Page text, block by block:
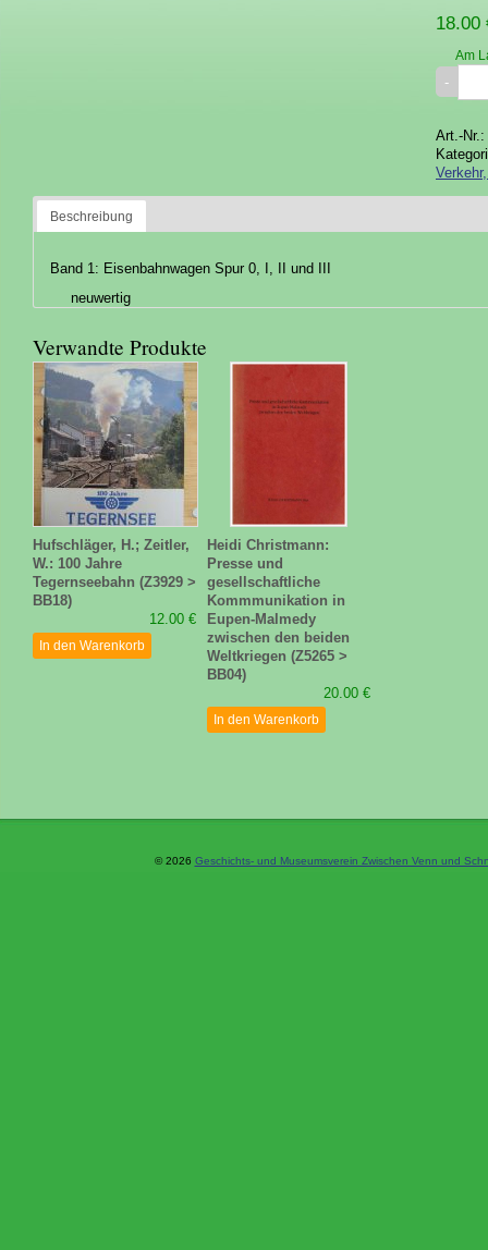
18.00
Am
Art.-Nr.:
Beschreibung
Band 1: Eisenbahnwagen Spur 0, I, II und III
neuwertig
Verwandte Produkte
Hufschläger, H.; Zeitler,
W.: 100 Jahre
Tegernseebahn (Z3929 >
BB18)
12.00 €
In den Warenkorb
Heidi Christmann:
Presse und
gesellschaftliche
Kommmunikation in
Eupen-Malmedy
zwischen den beiden
Weltkriegen (Z5265 >
BB04)
20.00 €
In den Warenkorb
© 2026 Geschichts- und Museumsverein Zwischen Venn und